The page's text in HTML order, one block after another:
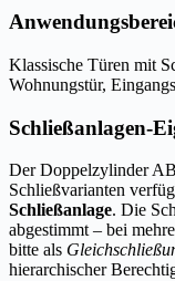
Klassische Türen mit
Wohnungstür,
Schließanlagen-
Der Doppelzylinder
Schließvarianten
Schließanlage. Die
abgestimmt – bei
bitte als
hierarchischer